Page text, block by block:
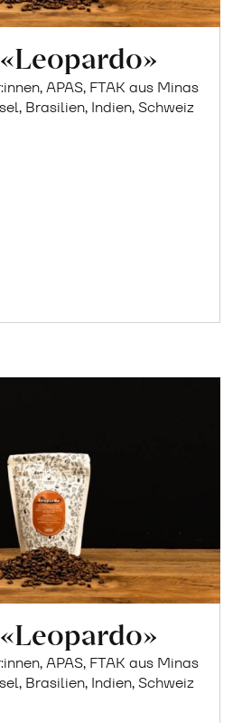
APAS, FTAK aus Minas
Brasilien, Indien, Schweiz
APAS, FTAK aus Minas
Brasilien, Indien, Schweiz